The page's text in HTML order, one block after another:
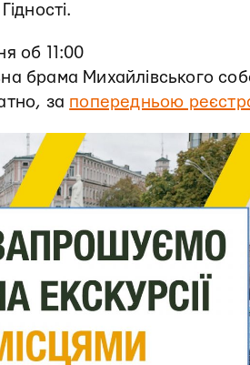
об 11:00
брама Михайлівського
за попередньою